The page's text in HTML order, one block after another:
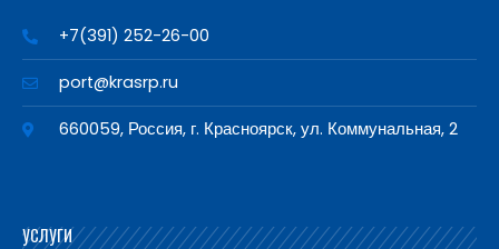
+7(391) 252-26-00
port@krasrp.ru
660059, Россия, г. Красноярск, ул. Коммунальная, 2
УСЛУГИ